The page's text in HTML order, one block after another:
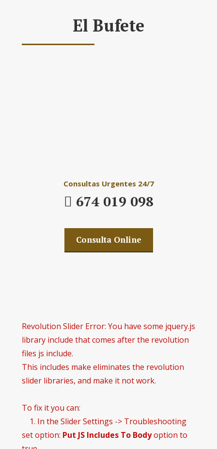
El Bufete
Consultas Urgentes 24/7
674 019 098
Consulta Online
Revolution Slider Error: You have some jquery.js
library include that comes after the revolution
files js include.
This includes make eliminates the revolution
slider libraries, and make it not work.
To fix it you can:
1. In the Slider Settings -> Troubleshooting
set option: Put JS Includes To Bodyoption to